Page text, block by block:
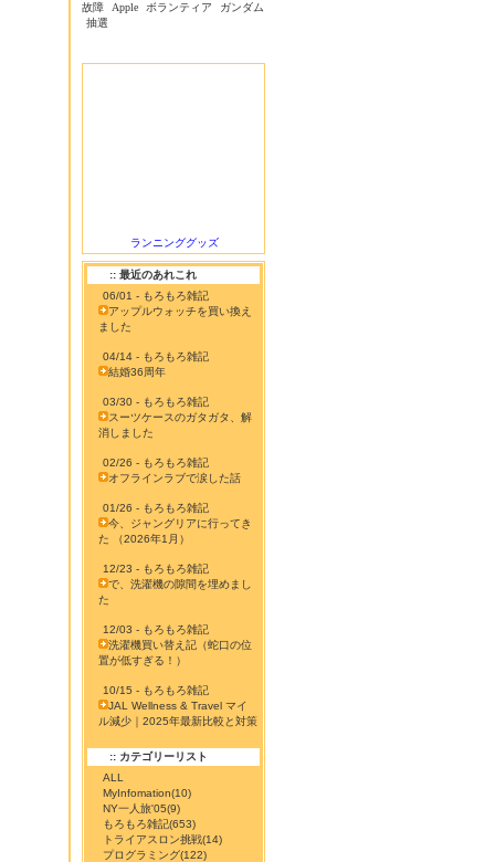
故障
Apple ボランティア
ガンダム
抽選
ランニンググッズ
:: 最近のあれこれ
06/01 - もろもろ雑記
アップルウォッチを買い換え
ました
04/14 - もろもろ雑記
結婚36周年
03/30 - もろもろ雑記
スーツケースのガタガタ、解
消しました
02/26 - もろもろ雑記
オフラインラブで涙した話
01/26 - もろもろ雑記
今、ジャングリアに行ってき
た （2026年1月）
12/23 - もろもろ雑記
で、洗濯機の隙間を埋めまし
た
12/03 - もろもろ雑記
洗濯機買い替え記（蛇口の位
置が低すぎる！）
10/15 - もろもろ雑記
JAL Wellness & Travel マイ
ル減少｜2025年最新比較と対策
:: カテゴリーリスト
ALL
MyInfomation(10)
NY一人旅'05(9)
もろもろ雑記(653)
トライアスロン挑戦(14)
プログラミング(122)